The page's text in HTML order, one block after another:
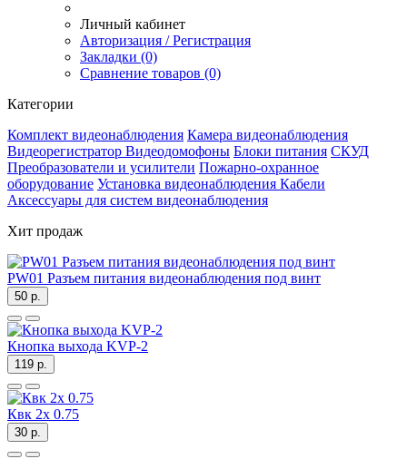
Личный кабинет
Авторизация / Регистрация
Закладки (0)
Сравнение товаров (0)
Категории
Комплект видеонаблюдения Камера видеонаблюдения
Видеорегистратор Видеодомофоны Блоки питания СКУД
Преобразователи и усилители Пожарно-охранное
оборудование Установка видеонаблюдения Кабели
Аксессуары для систем видеонаблюдения
Хит продаж
PW01 Разъем питания видеонаблюдения под винт
50 р.
Кнопка выхода KVP-2
119 р.
Квк 2х 0.75
30 р.